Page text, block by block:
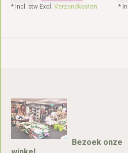
* Incl. btw Excl.Verzendkosten *
Bezoek onze